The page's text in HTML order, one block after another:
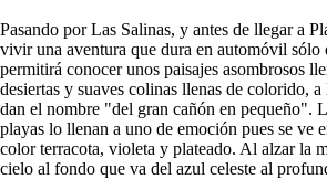
Pasando por Las Salinas, y antes de llegar a
vivir una aventura que dura en automóvil sólo
permitirá conocer unos paisajes asombrosos
desiertas y suaves colinas llenas de colorido,
dan el nombre "del gran cañón en pequeño".
playas lo llenan a uno de emoción pues se ve
color terracota, violeta y plateado. Al alzar la
cielo al fondo que va del azul celeste al